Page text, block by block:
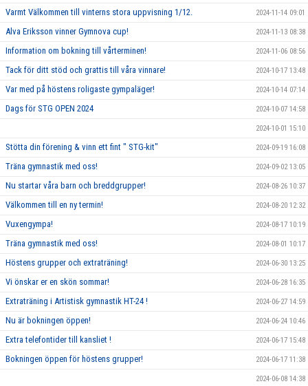
Varmt Välkommen till vinterns stora uppvisning 1/12. 2024-11-14 09:01
Alva Eriksson vinner Gymnova cup! 2024-11-13 08:38
Information om bokning till vårterminen! 2024-11-06 08:56
Tack för ditt stöd och grattis till våra vinnare! 2024-10-17 13:48
Var med på höstens roligaste gympaläger! 2024-10-14 07:14
Dags för STG OPEN 2024 2024-10-07 14:58
2024-10-01 15:10
Stötta din förening & vinn ett fint " STG-kit" 2024-09-19 16:08
Träna gymnastik med oss! 2024-09-02 13:05
Nu startar våra barn och breddgrupper! 2024-08-26 10:37
Välkommen till en ny termin! 2024-08-20 12:32
Vuxengympa! 2024-08-17 10:19
Träna gymnastik med oss! 2024-08-01 10:17
Höstens grupper och extraträning! 2024-06-30 13:25
Vi önskar er en skön sommar! 2024-06-28 16:35
Extraträning i Artistisk gymnastik HT-24 ! 2024-06-27 14:59
Nu är bokningen öppen! 2024-06-24 10:46
Extra telefontider till kansliet ! 2024-06-17 15:48
Bokningen öppen för höstens grupper! 2024-06-17 11:38
2024-06-08 14:38